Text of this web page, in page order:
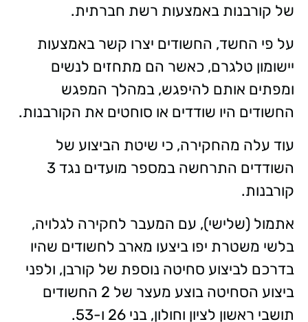
של קורבנות באמצעות רשת חברתית.
על פי החשד, החשודים יצרו קשר באמצעות
יישומון טלגרם, כאשר הם מתחזים לנשים
ומפתים אותם להיפגש, במהלך המפגש
החשודים היו שודדים או סוחטים את הקורבנות.
עוד עלה מהחקירה, כי שיטת הביצוע של
השודדים התרחשה במספר מועדים נגד 3
קורבנות.
אתמול (שלישי), עם המעבר לחקירה לגלויה,
בלשי משטרת יפו ביצעו מארב לחשודים שהיו
בדרכם לביצוע סחיטה נוספת של קורבן, ולפני
ביצוע הסחיטה בוצע מעצר של 2 החשודים
תושבי ראשון לציון וחולון, בני 26 ו-53.